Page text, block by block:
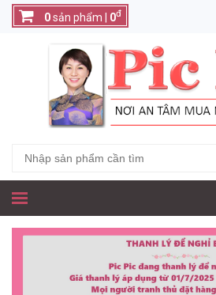
0sản phẩm | 0đ